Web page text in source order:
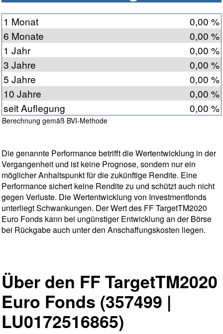
1 Monat
0,00 %
6 Monate
0,00 %
1 Jahr
0,00 %
3 Jahre
0,00 %
5 Jahre
0,00 %
10 Jahre
0,00 %
seit Auflegung
0,00 %
Berechnung gemäß BVI-Methode
Die genannte Performance betrifft die Wertentwicklung in der
Vergangenheit und ist keine Prognose, sondern nur ein
möglicher Anhaltspunkt für die zukünftige Rendite. Eine
Performance sichert keine Rendite zu und schützt auch nicht
gegen Verluste. Die Wertentwicklung von Investmentfonds
unterliegt Schwankungen. Der Wert des FF TargetTM2020
Euro Fonds kann bei ungünstiger Entwicklung an der Börse
bei Rückgabe auch unter den Anschaffungskosten liegen.
Über den FF TargetTM2020
Euro Fonds (357499 |
LU0172516865)